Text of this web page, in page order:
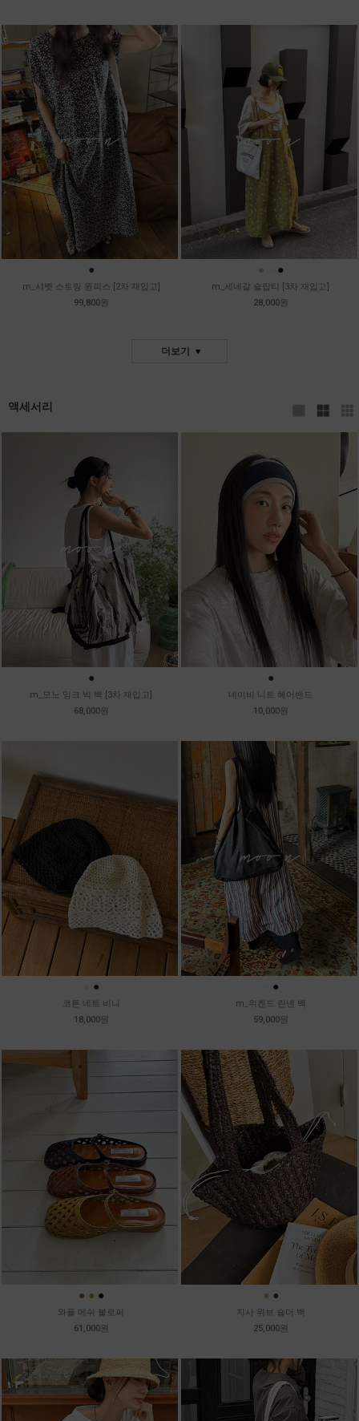
●
m_샤벳 스트링 원피스 [2차 재입고]
99,800원
● ●
m_세네갈 슬랍티 [3차 재입고]
28,000원
더보기
액세서리
●
m_모노 잉크 빅 백 [3차 재입고]
68,000원
●
네이비 니트 헤어밴드
10,000원
●
코튼 네트 비니
18,000원
●
m_위켄드 린넨 백
59,000원
● ● ●
와플 메쉬 블로퍼
61,000원
● ●
지사 위브 숄더 백
25,000원